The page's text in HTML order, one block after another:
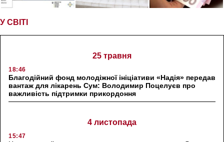
У СВІТІ
25 травня
18:46
Благодійний фонд молодіжної ініціативи «Надія» передав
вантаж для лікарень Сум: Володимир Поцелуєв про
важливість підтримки прикордоння
4 листопада
15:47